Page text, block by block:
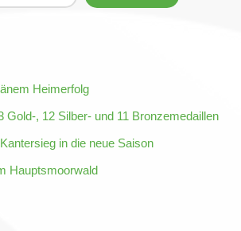
Heimerfolg
Gold-, 12 Silber- und 11 Bronzemedaillen
in die neue Saison
Hauptsmoorwald